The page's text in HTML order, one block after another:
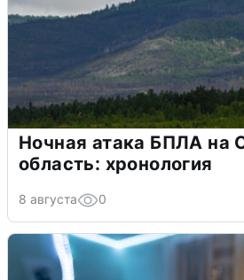
Ночная атака БПЛА на
область: хронология
8 августа 0